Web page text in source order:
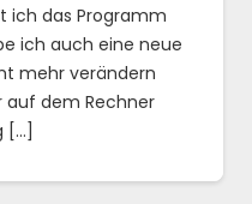
ich das Programm
ich auch eine neue
mehr verändern
auf dem Rechner
[…]